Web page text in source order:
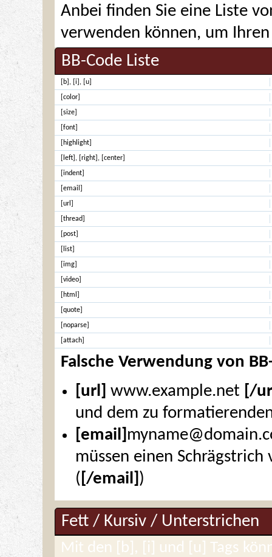
Anbei finden Sie eine Liste
verwenden können, um
BB-Code Liste
[b] , [i] , [u]
[color]
[size]
[font]
[highlight]
[left] , [right] , [center]
[indent]
[email]
[url]
[thread]
[post]
[list]
[img]
[video]
[html]
[quote]
[noparse]
[attach]
Falsche Verwendung von
[url] www.example.net [/
und dem zu
[email]
müssen einen
( [/email] )
Fett / Kursiv / Unterstrichen
Mit den [b], [i] und [u] Tags